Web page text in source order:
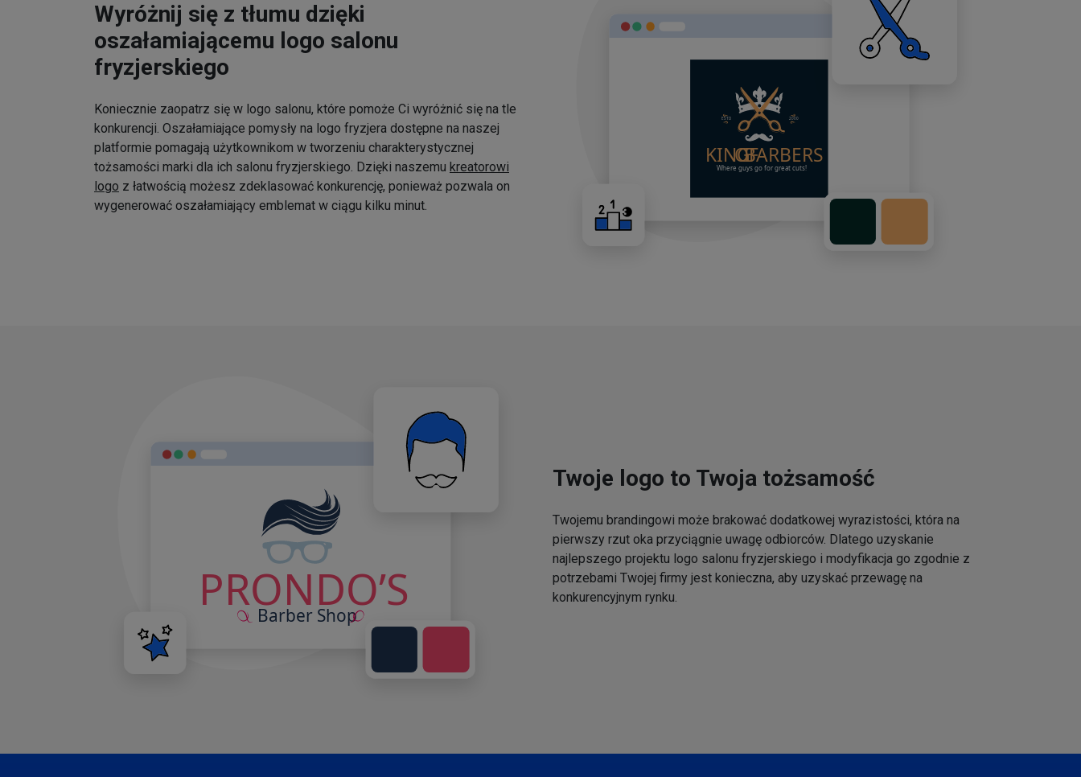
Wyróżnij się z tłumu dzięki
oszałamiającemu logo salonu
fryzjerskiego
Koniecznie zaopatrz się w logo salonu, które pomoże Ci wyróżnić się na tle
konkurencji. Oszałamiające pomysły na logo fryzjera dostępne na naszej
platformie pomagają użytkownikom w tworzeniu charakterystycznej
tożsamości marki dla ich salonu fryzjerskiego. Dzięki naszemu kreatorowi
logo z łatwością możesz zdeklasować konkurencję, ponieważ pozwala on
wygenerować oszałamiający emblemat w ciągu kilku minut.
Twoje logo to Twoja tożsamość
Twojemu brandingowi może brakować dodatkowej wyrazistości, która na
pierwszy rzut oka przyciągnie uwagę odbiorców. Dlatego uzyskanie
najlepszego projektu logo salonu fryzjerskiego i modyfikacja go zgodnie z
potrzebami Twojej firmy jest konieczna, aby uzyskać przewagę na
konkurencyjnym rynku.